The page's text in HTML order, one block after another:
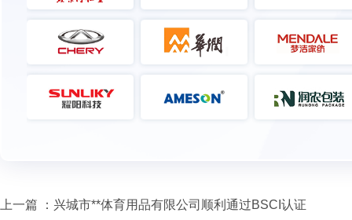
上一篇 ： 兴城市**体育用品有限公司顺利通过BSCI认证